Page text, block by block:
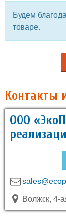
Будем
товаре.
Контакты
ООО
Волжск, 4-